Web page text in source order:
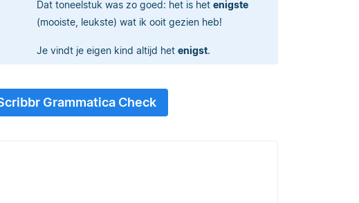
Dat toneelstuk was zo goed: het is het enigste
(mooiste, leukste) wat ik ooit gezien heb!
Je vindt je eigen kind altijd het enigst.
Grammatica Check